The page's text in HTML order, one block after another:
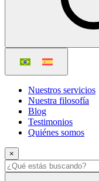
Nuestros servicios
Nuestra filosofía
Blog
Testimonios
Quiénes somos
×